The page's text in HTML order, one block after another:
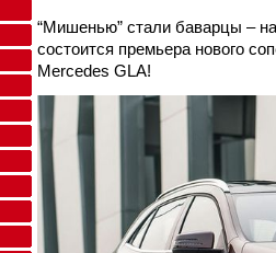
“Мишенью” стали баварцы –
состоится премьера нового
Mercedes GLA!